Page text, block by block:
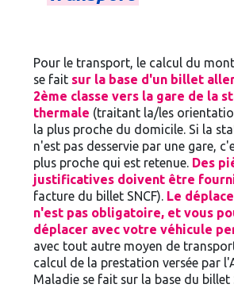
Pour le transport, le calcul du
se fait sur la base d'un billet
2ème classe vers la gare de la
thermale (traitant la/les
la plus proche du domicile. Si la
n'est pas desservie par une gare,
plus proche qui est retenue. Des
justificatives doivent être
facture du billet SNCF). Le
n'est pas obligatoire, et vous
déplacer avec votre véhicule
avec tout autre moyen de
calcul de la prestation versée par
Maladie se fait sur la base du billet